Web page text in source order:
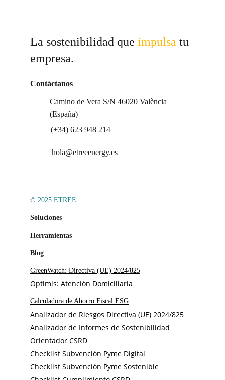
La sostenibilidad que impulsa tu
empresa.
© 2025 ETREE
Contáctanos
Camino de Vera S/N 46020 València
(España)
(+34) 623 948 214
hola@etreeenergy.es
Soluciones
GreenWatch: Directiva (UE) 2024/825
Optimis: Atención Domiciliaria
Herramientas
Calculadora de Ahorro Fiscal ESG
Analizador de Riesgos Directiva (UE) 2024/825
Analizador de Informes de Sostenibilidad
Orientador CSRD
Checklist Subvención Pyme Digital
Checklist Subvención Pyme Sostenible
Blog